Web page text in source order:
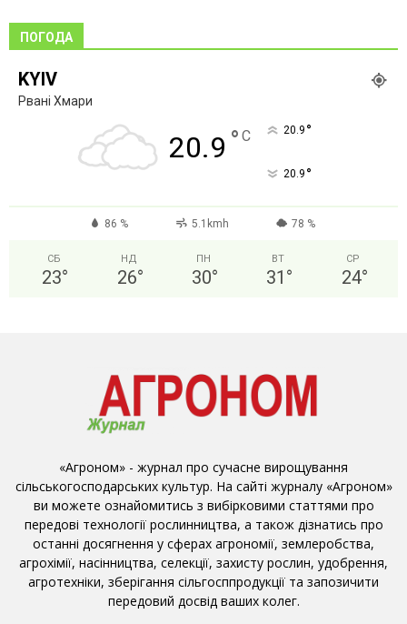
ПОГОДА
KYIV
Рвані Хмари
20.9 ° C 20.9 °
20.9 °
86 % 5.1kmh 78 %
СБ
23°
НД
26°
ПН
30°
ВТ
31 °
СР
24°
«Агроном» - журнал про сучасне вирощування
сільськогосподарських культур. На сайті журналу «Агроном»
ви можете ознайомитись з вибірковими статтями про
передові технології рослинництва, а також дізнатись про
останні досягнення у сферах агрономії, землеробства,
агрохімії, насінництва, селекції, захисту рослин, удобрення,
агротехніки, зберігання сільгосппродукції та запозичити
передовий досвід ваших колег.